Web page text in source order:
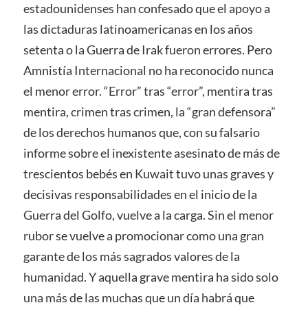
estadounidenses han confesado que el apoyo a
las dictaduras latinoamericanas en los años
setenta o la Guerra de Irak fueron errores. Pero
Amnistía Internacional no ha reconocido nunca
el menor error. “Error” tras “error”, mentira tras
mentira, crimen tras crimen, la “gran defensora”
de los derechos humanos que, con su falsario
informe sobre el inexistente asesinato de más de
trescientos bebés en Kuwait tuvo unas graves y
decisivas responsabilidades en el inicio de la
Guerra del Golfo, vuelve a la carga. Sin el menor
rubor se vuelve a promocionar como una gran
garante de los más sagrados valores de la
humanidad. Y aquella grave mentira ha sido solo
una más de las muchas que un día habrá que